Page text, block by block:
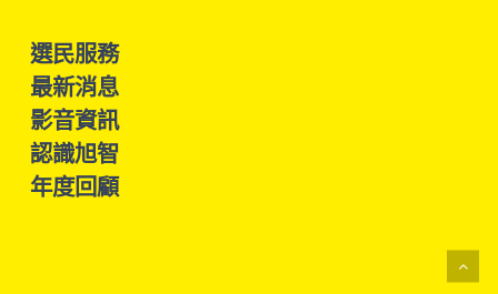
選民服務
最新消息
影音資訊
認識旭智
年度回顧